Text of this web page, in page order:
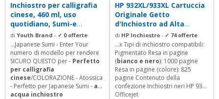
Inchiostro per calligrafia
cinese, 460 ml, uso
quotidiano, Sumi-e
giapponese
di Youth Brand - ✓ 0 offerte
...Japanese Sumi - Enter Your
numero di modello per rendere
SICURO QUESTO per - Perfetto
per calligrafia
cinese/COLORAZIONE - Atossica
- Perfetto per Japanese Sumi - ad
acqua inchiostro
HP 932XL/933XL Cartuccia
Originale Getto
d'Inchiostro ad Alta
Capacità,...
di HP Inchiostro - ✓ 74 offerte
...x Tipi di inchiostro compatibili:
Pigmentato Resa in pagine
(bianco e nero): 1000 pagine
Resa in pagine (colore): 825
pagine Contenuto della
confezione Inchiostri neri HP 932
Officejet